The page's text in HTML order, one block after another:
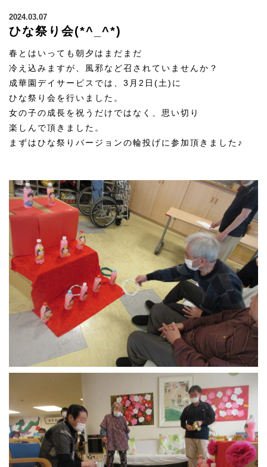
2024.03.07
ひな祭り会(*^_^*)
春とはいっても朝夕はまだまだ
冷え込みますが、風邪など召されていませんか？
成華園デイサービスでは、3月2日(土)に
ひな祭り会を行いました。
女の子の成長を祝うだけではなく、思い切り
楽しんで頂きました。
まずはひな祭りバージョンの輪投げに参加頂きました♪